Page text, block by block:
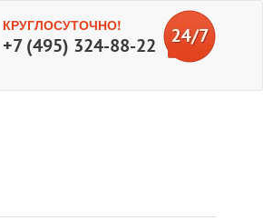
КРУГЛОСУТОЧНО!
+7 (495) 324-88-22